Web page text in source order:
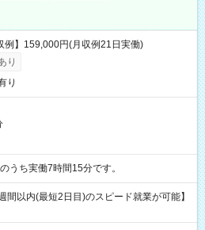
】159,000円(月収例21日実働)
り
り
※表記のうち実働7時間15分です。
間以内(最短2日目)のスピード就業が可能】